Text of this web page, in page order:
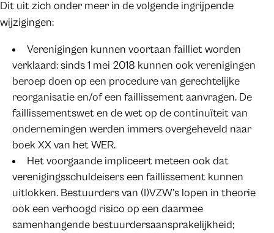
Dit uit zich onder meer in de volgende ingrijpende
wijzigingen:
Verenigingen kunnen voortaan failliet worden
verklaard: sinds 1 mei 2018 kunnen ook verenigingen
beroep doen op een procedure van gerechtelijke
reorganisatie en/of een faillissement aanvragen. De
faillissementswet en de wet op de continuïteit van
ondernemingen werden immers overgeheveld naar
boek XX van het WER.
Het voorgaande impliceert meteen ook dat
verenigingsschuldeisers een faillissement kunnen
uitlokken. Bestuurders van (I)VZW’s lopen in theorie
ook een verhoogd risico op een daarmee
samenhangende bestuurdersaansprakelijkheid;